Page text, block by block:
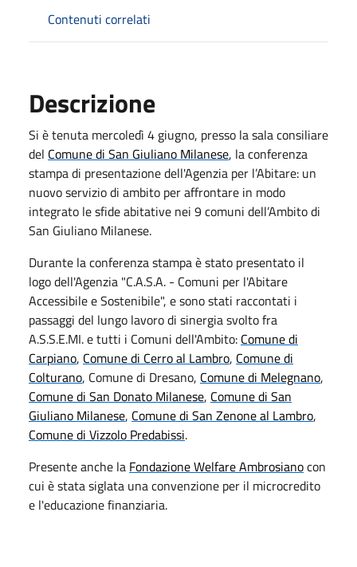
Contenuti correlati
Descrizione
Si è tenuta mercoledì 4 giugno, presso la sala consiliare
del Comune di San Giuliano Milanese, la conferenza
stampa di presentazione dell'Agenzia per l’Abitare: un
nuovo servizio di ambito per affrontare in modo
integrato le sfide abitative nei 9 comuni dell’Ambito di
San Giuliano Milanese.
Durante la conferenza stampa è stato presentato il
logo dell'Agenzia "C.A.S.A. - Comuni per l'Abitare
Accessibile e Sostenibile", e sono stati raccontati i
passaggi del lungo lavoro di sinergia svolto fra
A.S.S.E.MI. e tutti i Comuni dell'Ambito: Comune di
Carpiano, Comune di Cerro al Lambro, Comune di
Colturano, Comune di Dresano, Comune di Melegnano,
Comune di San Donato Milanese, Comune di San
Giuliano Milanese, Comune di San Zenone al Lambro,
Comune di Vizzolo Predabissi.
Presente anche la Fondazione Welfare Ambrosianocon
cui è stata siglata una convenzione per il microcredito
e l'educazione finanziaria.